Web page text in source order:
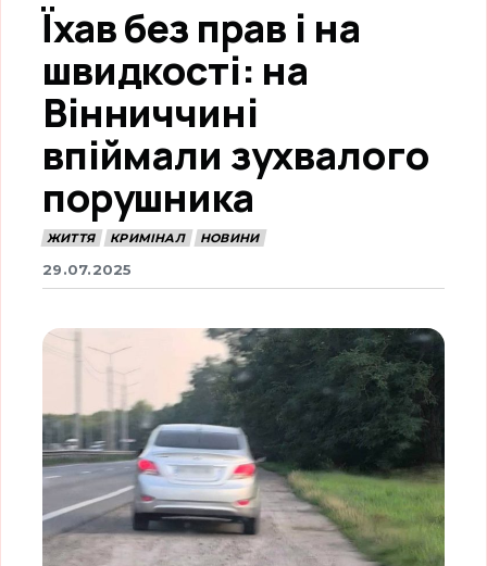
Їхав без прав і на
швидкості: на
Вінниччині
впіймали зухвалого
порушника
ЖИТТЯ КРИМІНАЛ НОВИНИ
29.07.2025